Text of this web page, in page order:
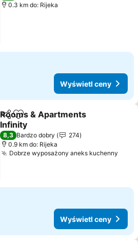
0.3 km do: Rijeka
Wyświetl ceny
Udostępnij
Dodaj do ulubionych
Rooms & Apartments
Infinity
8,3 Bardzo dobry
274
0.9 km do: Rijeka
Dobrze wyposażony aneks kuchenny
Wyświetl ceny